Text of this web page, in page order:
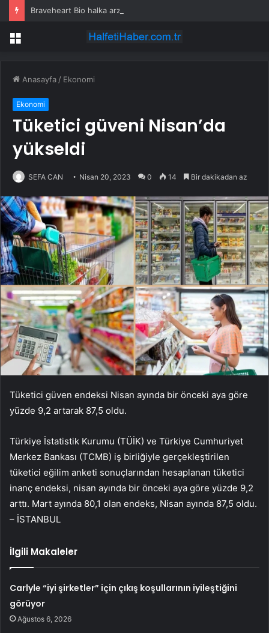
Menü
Anasayfa / Ekonomi
Ekonomi
Tüketici güveni Nisan’da
yükseldi
SEFA CAN Nisan 20, 2023 0 14 Bir dakikadan az
Tüketici güven endeksi Nisan ayında bir önceki aya göre
yüzde 9,2 artarak 87,5 oldu.
Türkiye İstatistik Kurumu (TÜİK) ve Türkiye Cumhuriyet
Merkez Bankası (TCMB) iş birliğiyle gerçekleştirilen
tüketici eğilim anketi sonuçlarından hesaplanan tüketici
inanç endeksi, nisan ayında bir önceki aya göre yüzde 9,2
arttı. Mart ayında 80,1 olan endeks, Nisan ayında 87,5 oldu.
– İSTANBUL
İlgili Makaleler
Carlyle “iyi şirketler” için çıkış koşullarının iyileştiğini
görüyor
Ağustos 6, 2026